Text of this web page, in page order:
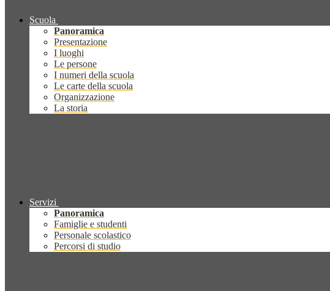
Scuola
Panoramica
Presentazione
I luoghi
Le persone
I numeri della scuola
Le carte della scuola
Organizzazione
La storia
Servizi
Panoramica
Famiglie e studenti
Personale scolastico
Percorsi di studio